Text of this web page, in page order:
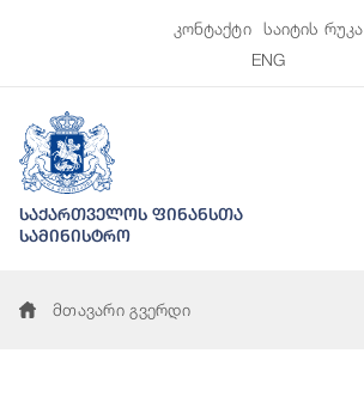
კონტაქტი
საიტის რუკა
ENG
საქართველოს ფინანსთა
სამინისტრო
მთავარი გვერდი